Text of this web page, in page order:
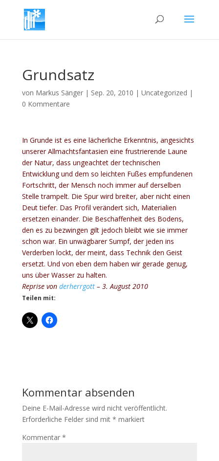
Grundsatz
von Markus Sänger| Sep. 20, 2010 | Uncategorized |
0 Kommentare
In Grunde ist es eine lächerliche Erkenntnis, angesichts
unserer Allmachtsfantasien eine frustrierende Laune
der Natur, dass ungeachtet der technischen
Entwicklung und dem so leichten Fußes empfundenen
Fortschritt, der Mensch noch immer auf derselben
Stelle trampelt. Die Spur wird breiter, aber nicht einen
Deut tiefer. Das Profil verändert sich, Materialien
ersetzen einander. Die Beschaffenheit des Bodens,
den es zu bezwingen gilt jedoch bleibt wie sie immer
schon war. Ein unwägbarer Sumpf, der jeden ins
Verderben lockt, der meint, dass Technik den Geist
ersetzt. Und von eben dem haben wir gerade genug,
uns über Wasser zu halten.
Reprise von derherrgott– 3. August 2010
Teilen mit:
Kommentar absenden
Deine E-Mail-Adresse wird nicht veröffentlicht.
Erforderliche Felder sind mit * markiert
Kommentar *